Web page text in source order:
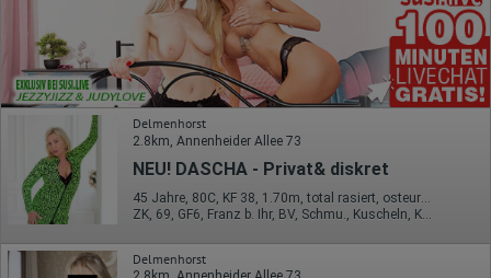
Delmenhorst
2.8km, Annenheider Allee 73
NEU! DASCHA - Privat& diskret
45 Jahre, 80C, KF 38, 1.70m, total rasiert, osteuropäisch
ZK, 69, GF6, Franz b. Ihr, BV, Schmu., Kuscheln, Körperküs.
Delmenhorst